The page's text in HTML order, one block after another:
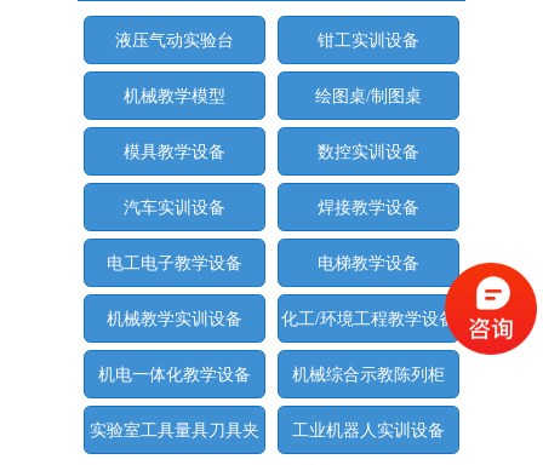
液压气动实验台 钳工实训设备
机械教学模型 绘图桌/制图桌
模具教学设备 数控实训设备
汽车实训设备 焊接教学设备
电工电子教学设备 电梯教学设备
机械教学实训设备 化工/环境工程教学设备
机电一体化教学设备 机械综合示教陈列柜
实验室工具量具刀具夹 工业机器人实训设备